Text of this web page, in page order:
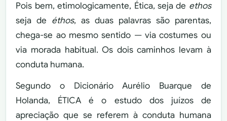
Pois bem, etimologicamente, Ética, seja de ethos
seja de éthos, as duas palavras são parentas,
chega-se ao mesmo sentido — via costumes ou
via morada habitual. Os dois caminhos levam à
conduta humana.
Segundo o Dicionário Aurélio Buarque de
Holanda, ÉTICA é o estudo dos juízos de
apreciação que se referem à conduta humana